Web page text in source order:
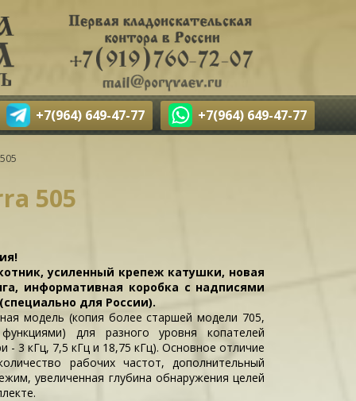
+7(964) 649-47-77 +7(964) 649-47-77
505
усиленный крепеж катушки, новая
информативная коробка с надписями
для России).
модель (копия более старшей модели 705,
для разного уровня копателей
- 3 кГц, 7,5 кГц и 18,75 кГц). Основное отличие
рабочих частот, дополнительный
увеличенная глубина обнаружения целей